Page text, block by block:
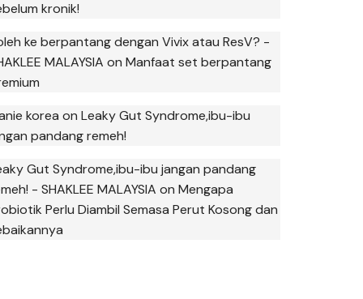
kronik!
ke berpantang dengan Vivix atau ResV? -
MALAYSIA on Manfaat set berpantang
korea on Leaky Gut Syndrome,ibu-ibu
pandang remeh!
Gut Syndrome,ibu-ibu jangan pandang
- SHAKLEE MALAYSIA on Mengapa
Perlu Diambil Semasa Perut Kosong dan